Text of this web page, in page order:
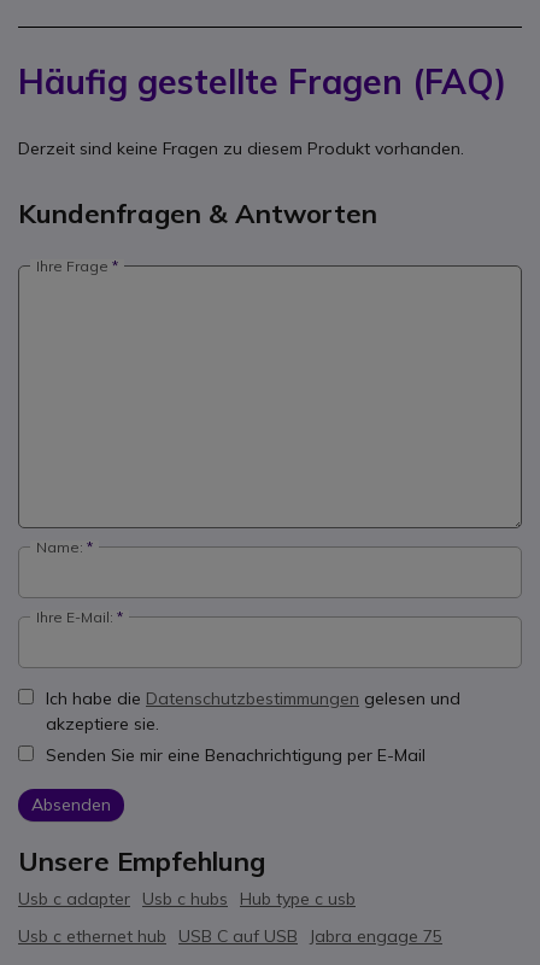
Häufig gestellte Fragen (FAQ)
Derzeit sind keine Fragen zu diesem Produkt vorhanden.
Kundenfragen & Antworten
Ihre Frage
Name:
Ihre E-Mail:
Ich habe die Datenschutzbestimmungen gelesen und
akzeptiere sie.
Senden Sie mir eine Benachrichtigung per E-Mail
Absenden
Unsere Empfehlung
Usb c adapter Usb c hubs
Hub type c usb
Usb c ethernet hub
USB C auf USB
Jabra engage 75